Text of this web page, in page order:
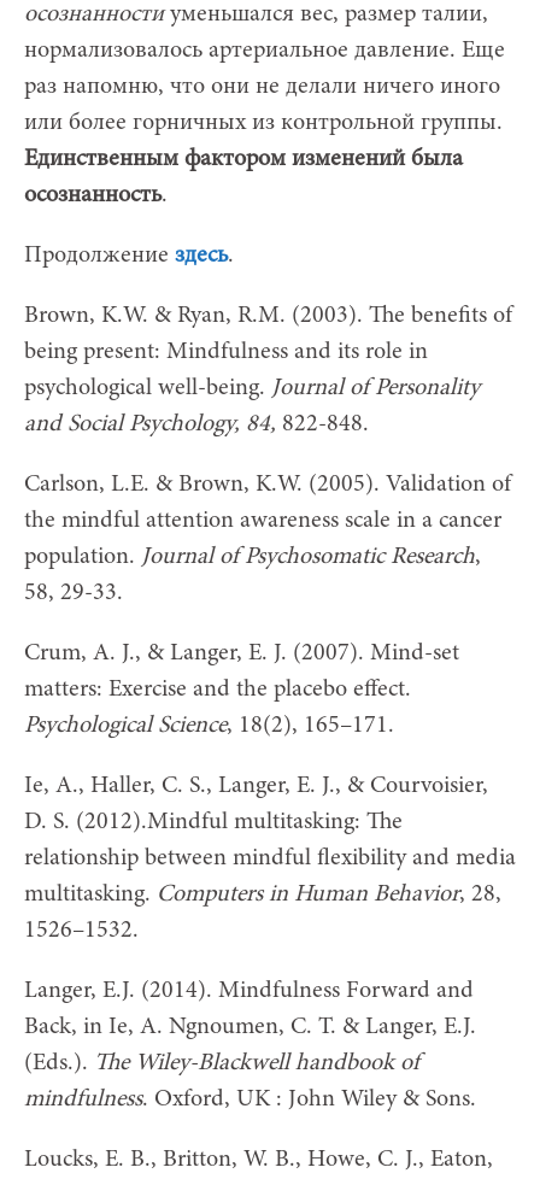
осознанностиуменьшался вес, размер талии,
нормализовалось артериальное давление. Еще
раз напомню, что они не делали ничего иного
или более горничных из контрольной группы.
Единственным фактором изменений была
осознанность.
Продолжение здесь.
Brown, K.W. & Ryan, R.M. (2003). The benefits of
being present: Mindfulness and its role in
psychological well-being. Journal of Personality
and Social Psychology, 84, 822-848.
Carlson, L.E. & Brown, K.W. (2005). Validation of
the mindful attention awareness scale in a cancer
population. Journal of Psychosomatic Research,
58, 29-33.
Crum, A. J., & Langer, E. J. (2007). Mind-set
matters: Exercise and the placebo effect.
Psychological Science, 18(2), 165–171.
Ie, A., Haller, C. S., Langer, E. J., & Courvoisier,
D. S. (2012).Mindful multitasking: The
relationship between mindful flexibility and media
multitasking. Computers in Human Behavior, 28,
1526–1532.
Langer, E.J. (2014). Mindfulness Forward and
Back, in Ie, A. Ngnoumen, C. T. & Langer, E.J.
(Eds.). The Wiley-Blackwell handbook of
mindfulness. Oxford, UK : John Wiley & Sons.
Loucks, E. B., Britton, W. B., Howe, C. J., Eaton,